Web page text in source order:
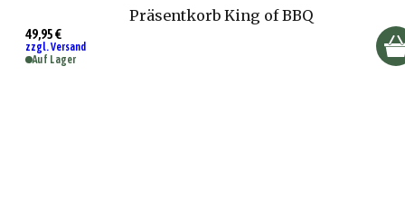
Präsentkorb King of BBQ
49,95 €
zzgl. Versand
Auf Lager